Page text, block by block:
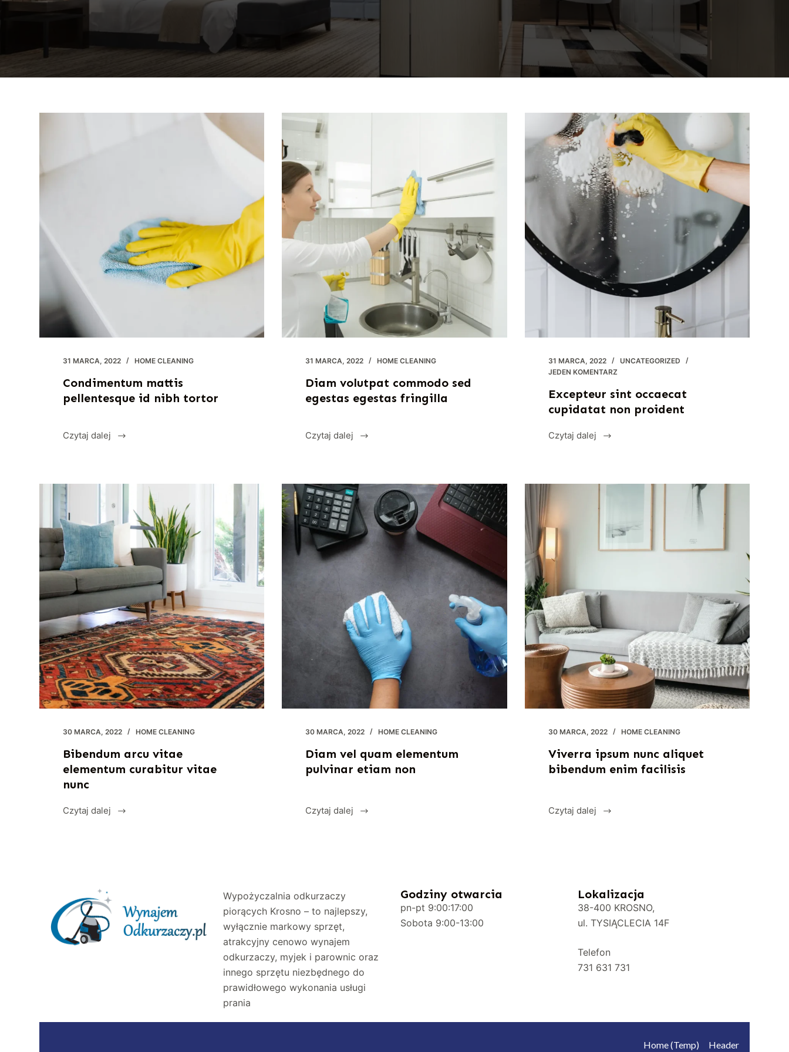
31 MARCA, 2022 HOME CLEANING
Condimentum mattis
pellentesque id nibh tortor
Czytaj dalej
31 MARCA, 2022 HOME CLEANING
Diam volutpat commodo sed
egestas egestas fringilla
Czytaj dalej
31 MARCA, 2022
UNCATEGORIZED
JEDEN KOMENTARZ
Excepteur sint occaecat
cupidatat non proident
Czytaj dalej
30 MARCA, 2022 HOME CLEANING
Bibendum arcu vitae
elementum curabitur vitae
nunc
Czytaj dalej
30 MARCA, 2022 HOME CLEANING
Diam vel quam elementum
pulvinar etiam non
Czytaj dalej
30 MARCA, 2022 HOME CLEANING
Viverra ipsum nunc aliquet
bibendum enim facilisis
Czytaj dalej
Wypożyczalnia odkurzaczy
piorących Krosno – to najlepszy,
wyłącznie markowy sprzęt,
atrakcyjny cenowo wynajem
odkurzaczy, myjek i parownic oraz
innego sprzętu niezbędnego do
prawidłowego wykonania usługi
prania
Godziny otwarcia
pn-pt 9:00:17:00
Sobota 9:00-13:00
Lokalizacja
38-400 KROSNO,
ul. TYSIĄCLECIA 14F
Telefon
731 631 731
Home (Temp) Header